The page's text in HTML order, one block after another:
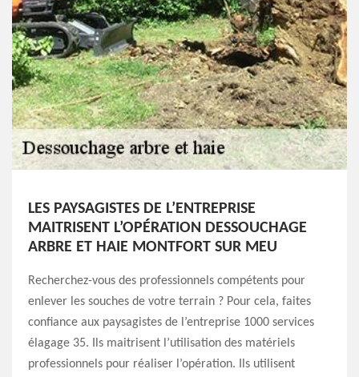
LES PAYSAGISTES DE L’ENTREPRISE
MAITRISENT L’OPÉRATION DESSOUCHAGE
ARBRE ET HAIE MONTFORT SUR MEU
Recherchez-vous des professionnels compétents pour
enlever les souches de votre terrain ? Pour cela, faites
confiance aux paysagistes de l’entreprise 1000 services
élagage 35. Ils maitrisent l’utilisation des matériels
professionnels pour réaliser l’opération. Ils utilisent